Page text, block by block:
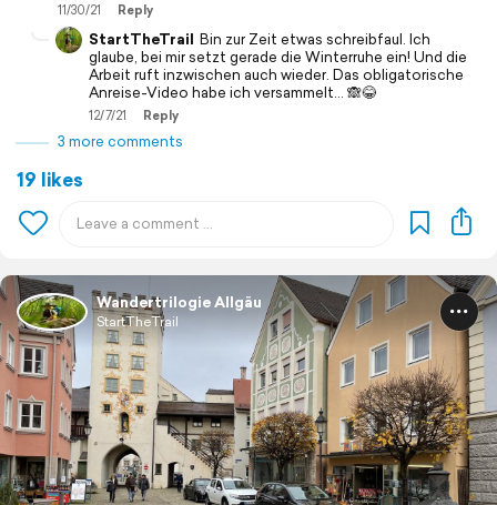
11/30/21 Reply
StartTheTrail Bin zur Zeit etwas schreibfaul. Ich
glaube, bei mir setzt gerade die Winterruhe ein! Und die
Arbeit ruft inzwischen auch wieder. Das obligatorische
Anreise-Video habe ich versammelt… 🙈😂
12/7/21 Reply
3 more comments
19 likes
Wandertrilogie Allgäu
StartTheTrail